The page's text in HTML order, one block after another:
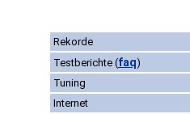
Rekorde
Testberichte (faq)
Tuning
Internet